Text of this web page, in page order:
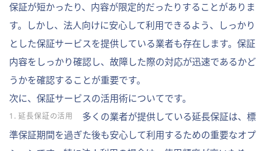
保証が短かったり、内容が限定的だったりすることがありま
す。しかし、法人向けに安心して利用できるよう、しっかり
とした保証サービスを提供している業者も存在します。保証
内容をしっかり確認し、故障した際の対応が迅速であるかど
うかを確認することが重要です。
次に、保証サービスの活用術についてです。
1. 延長保証の活用
多くの業者が提供している延長保証は、標
準保証期間を過ぎた後も安心して利用するための重要なオプ